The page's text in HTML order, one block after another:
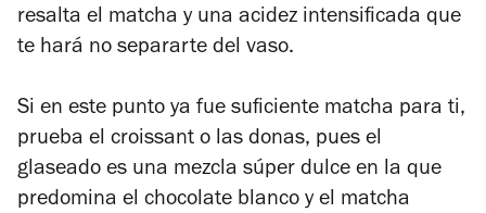
resalta el matcha y una acidez intensificada que
te hará no separarte del vaso.
Si en este punto ya fue suficiente matcha para ti,
prueba el croissant o las donas, pues el
glaseado es una mezcla súper dulce en la que
predomina el chocolate blanco y el matcha